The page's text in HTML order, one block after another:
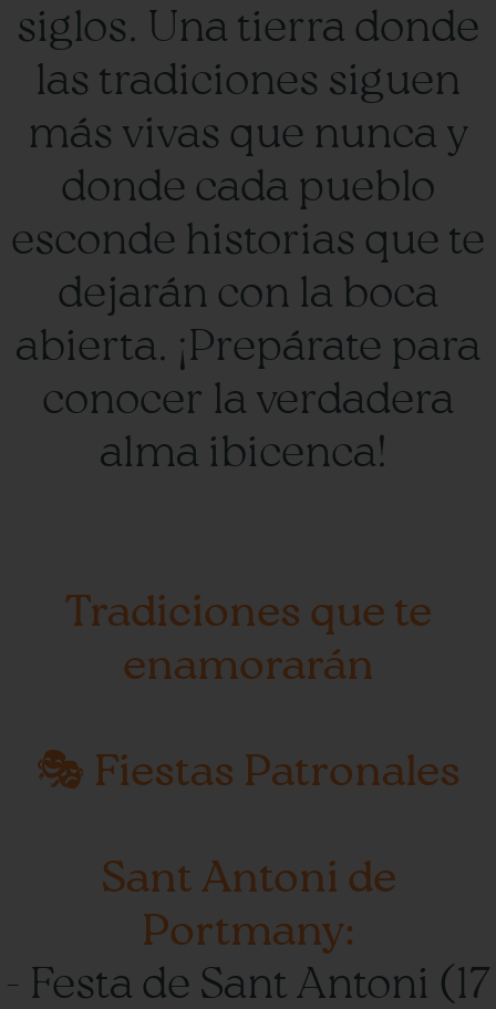
siglos. Una tierra donde
las tradiciones siguen
más vivas que nunca y
donde cada pueblo
esconde historias que te
dejarán con la boca
abierta. ¡Prepárate para
conocer la verdadera
alma ibicenca!
Tradiciones que te
enamorarán
🎭 Fiestas Patronales
Sant Antoni de
Portmany:
- Festa de Sant Antoni (17